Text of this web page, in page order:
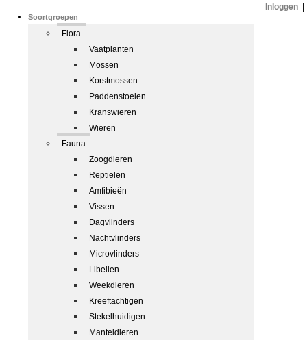
Soortgroepen
Flora
Vaatplanten
Mossen
Korstmossen
Paddenstoelen
Kranswieren
Wieren
Fauna
Zoogdieren
Reptielen
Amfibieën
Vissen
Dagvlinders
Nachtvlinders
Microvlinders
Libellen
Weekdieren
Kreeftachtigen
Stekelhuidigen
Manteldieren
Inloggen